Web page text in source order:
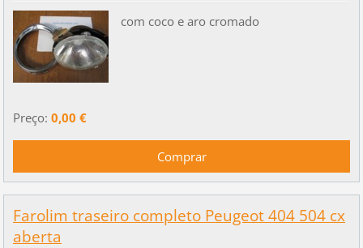
com coco e aro cromado
Preço: 0,00 €
Farolim traseiro completo Peugeot 404 504 cx
aberta